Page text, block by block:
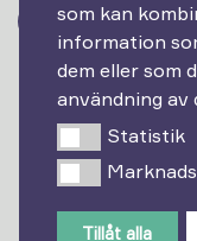
som kan
information
dem eller som
användning av
Statistik
Statistik
Tillåt alla
Produkter
Om